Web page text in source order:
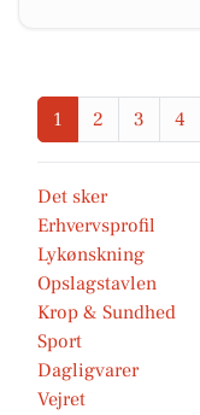
1 2 3 4
Det sker
Erhvervsprofil
Lykønskning
Opslagstavlen
Krop & Sundhed
Sport
Dagligvarer
Vejret